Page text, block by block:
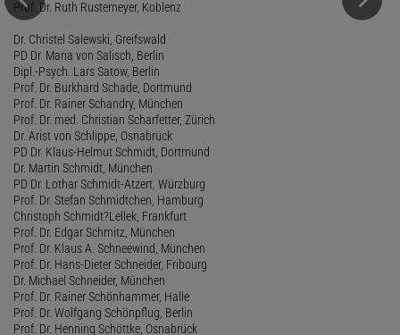
Prof. Dr. Ruth Rustemeyer, Koblenz
Dr. Christel Salewski, Greifswald
PD Dr. Maria von Salisch, Berlin
Dipl.-Psych. Lars Satow, Berlin
Prof. Dr. Burkhard Schade, Dortmund
Prof. Dr. Rainer Schandry, München
Prof. Dr. med. Christian Scharfetter, Zürich
Dr. Arist von Schlippe, Osnabrück
PD Dr. Klaus-Helmut Schmidt, Dortmund
Dr. Martin Schmidt, München
PD Dr. Lothar Schmidt-Atzert, Würzburg
Prof. Dr. Stefan Schmidtchen, Hamburg
Christoph Schmidt?Lellek, Frankfurt
Prof. Dr. Edgar Schmitz, München
Prof. Dr. Klaus A. Schneewind, München
Prof. Dr. Hans-Dieter Schneider, Fribourg
Dr. Michael Schneider, München
Prof. Dr. Rainer Schönhammer, Halle
Prof. Dr. Wolfgang Schönpflug, Berlin
Prof. Dr. Henning Schöttke, Osnabrück